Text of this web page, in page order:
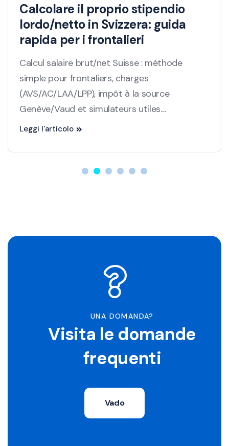
Calcolare il proprio stipendio
lordo/netto in Svizzera: guida
rapida per i frontalieri
Calcul salaire brut/net Suisse : méthode
simple pour frontaliers, charges
(AVS/AC/LAA/LPP), impôt à la source
Genève/Vaud et simulateurs utiles....
Leggi l'articolo
UNA DOMANDA?
Visita le domande
frequenti
Vado